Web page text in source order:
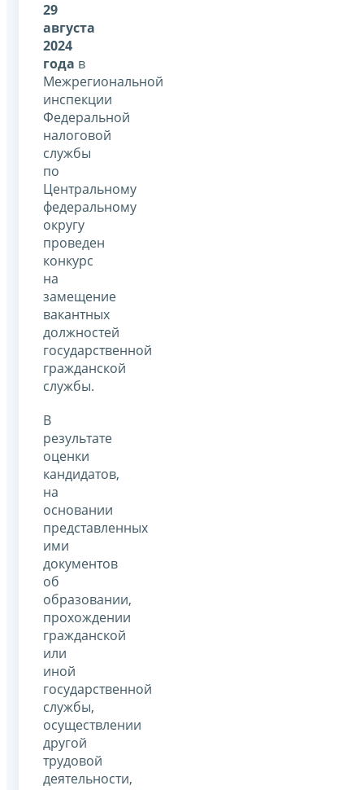
29
августа
2024
года в
Межрегиональной
инспекции
Федеральной
налоговой
службы
по
Центральному
федеральному
округу
проведен
конкурс
на
замещение
вакантных
должностей
государственной
гражданской
службы.
В
результате
оценки
кандидатов,
на
основании
представленных
ими
документов
об
образовании,
прохождении
гражданской
или
иной
государственной
службы,
осуществлении
другой
трудовой
деятельности,